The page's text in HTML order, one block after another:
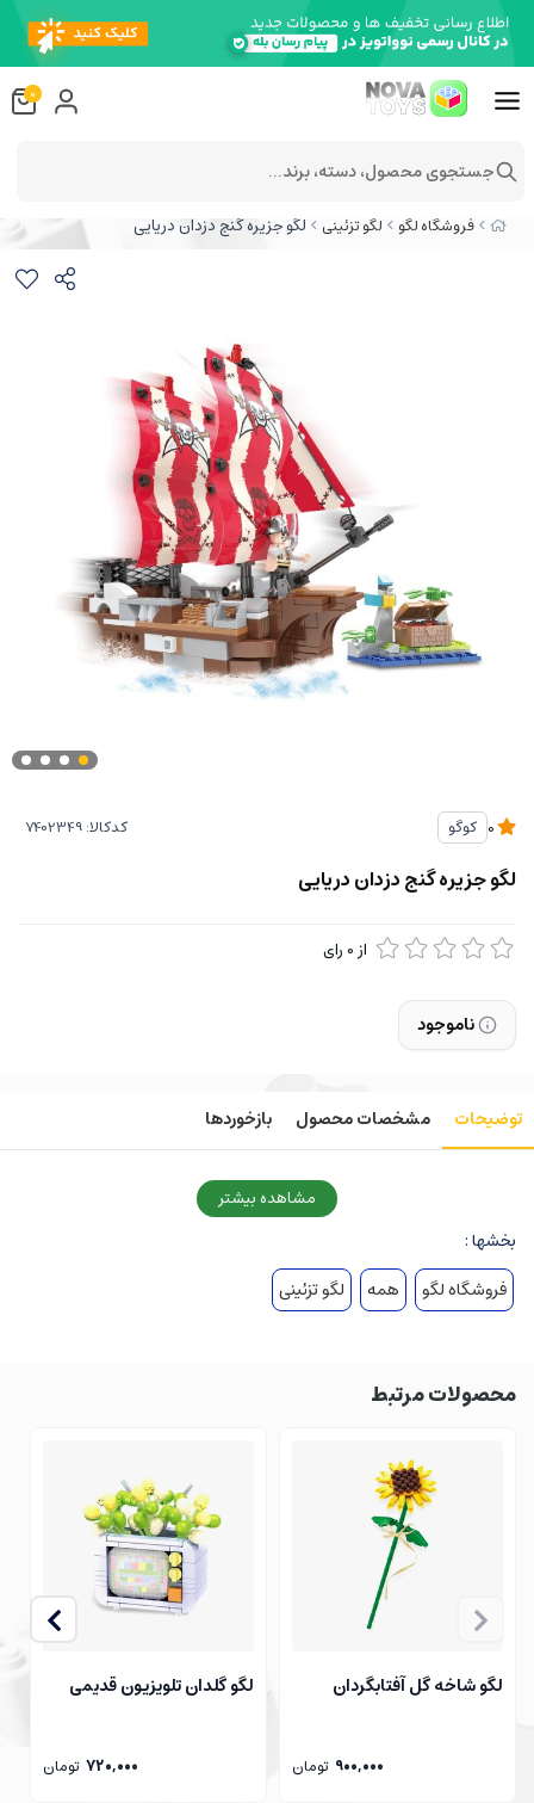
فروشگاه لگو لگو تزئینی لگو جزیره گنج دزدان دریایی
کوگو کدکالا:
لگو جزیره گنج دزدان دریایی
از 0 رای
ناموجود
توضیحات مشخصات محصول بازخوردها
مشاهده بیشتر
بخشها :
فروشگاه لگو
همه لگو تزئینی
محصولات مرتبط
لگو شاخه گل آفتابگردان
900,000 تومان
لگو گلدان تلویزیون قدیمی
720,000 تومان
0
جستجوی محصول، دسته، برند...